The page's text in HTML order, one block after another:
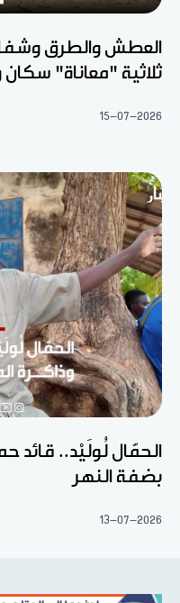
العطش والطرق
ثلاثية "معاناة" سكان
15-07-2026
الحمّال لُولَيْد.. قائد
بضفة النهر
13-07-2026